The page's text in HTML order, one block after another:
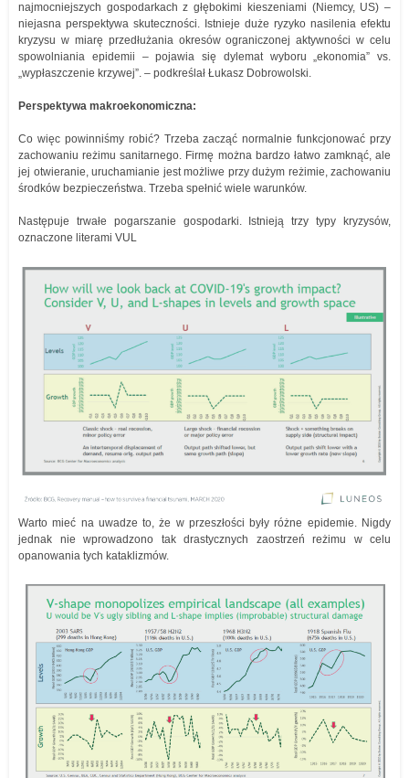
najmocniejszych gospodarkach z głębokimi kieszeniami (Niemcy, US) –
niejasna perspektywa skuteczności. Istnieje duże ryzyko nasilenia efektu
kryzysu w miarę przedłużania okresów ograniczonej aktywności w celu
spowolniania epidemii – pojawia się dylemat wyboru „ekonomia” vs.
„wypłaszczenie krzywej”. – podkreślał Łukasz Dobrowolski.
Perspektywa makroekonomiczna:
Co więc powinniśmy robić? Trzeba zacząć normalnie funkcjonować przy
zachowaniu reżimu sanitarnego. Firmę można bardzo łatwo zamknąć, ale
jej otwieranie, uruchamianie jest możliwe przy dużym reżimie, zachowaniu
środków bezpieczeństwa. Trzeba spełnić wiele warunków.
Następuje trwałe pogarszanie gospodarki. Istnieją trzy typy kryzysów,
oznaczone literami VUL
Warto mieć na uwadze to, że w przeszłości były różne epidemie. Nigdy
jednak nie wprowadzono tak drastycznych zaostrzeń reżimu w celu
opanowania tych kataklizmów.